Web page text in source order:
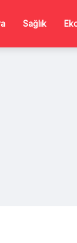
Sağlık